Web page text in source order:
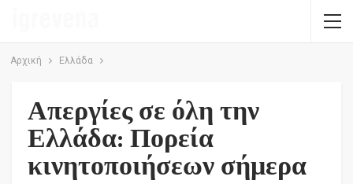
Αρχική Ελλάδα
Απεργίες σε όλη την
Ελλάδα: Πορεία
κινητοποιήσεων σήμερα